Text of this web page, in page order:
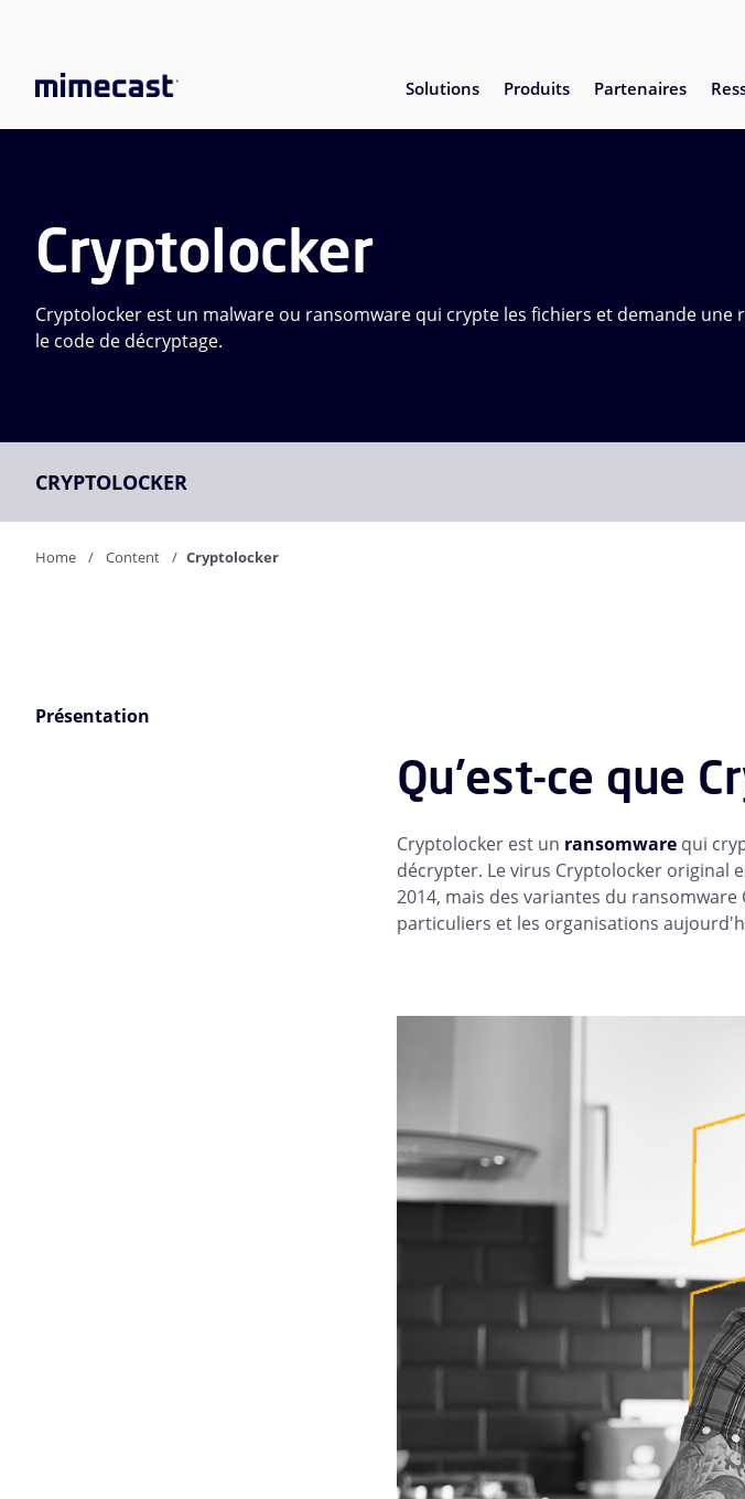
Solutions Produits Partenaires
Cryptolocker
Cryptolocker est un malware ou ransomware qui crypte les fichiers et demande
le code de décryptage.
CRYPTOLOCKER
Home Content Cryptolocker
Présentation
Qu'est-ce que
Cryptolocker est un ransomwarequi
décrypter. Le virus Cryptolocker original
2014, mais des variantes du
particuliers et les organisations